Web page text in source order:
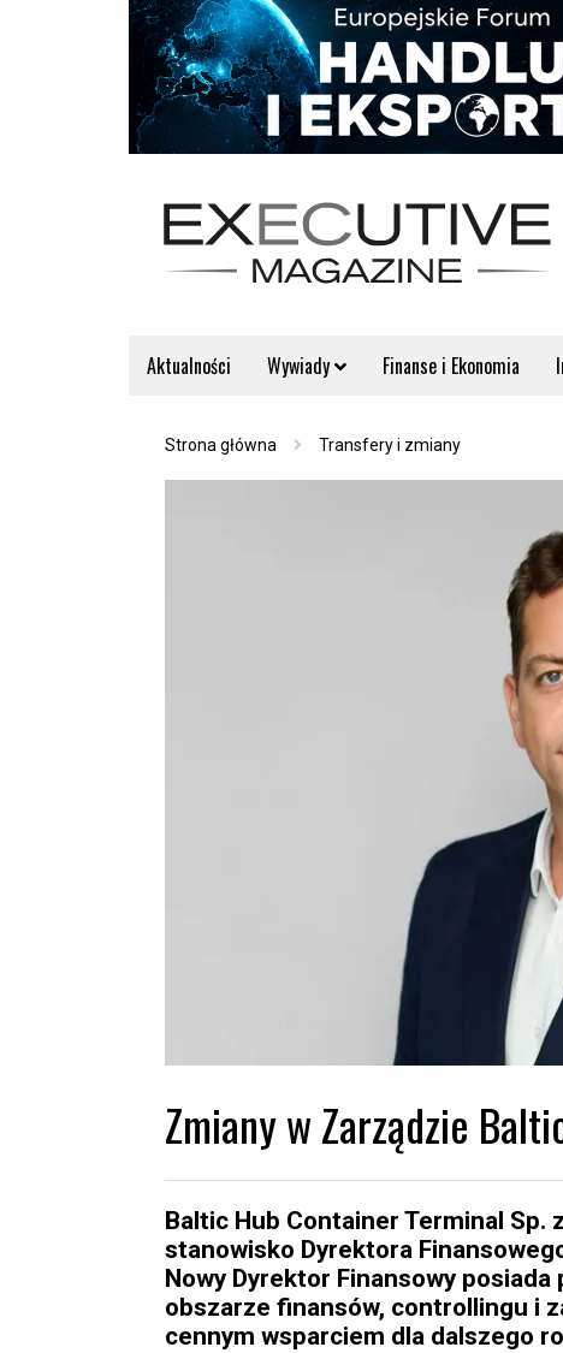
Aktualności Wywiady Finanse i Ekonomia
Strona główna Transfery i zmiany
Zmiany w Zarządzie
Baltic Hub Container Terminal Sp.
stanowisko Dyrektora
Nowy Dyrektor Finansowy
obszarze finansów, controllingu i
cennym wsparciem dla dalszego